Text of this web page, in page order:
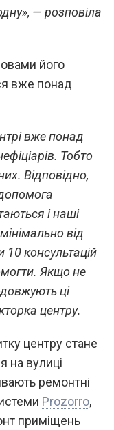
— розповіла
його
вже понад
вже понад
Тобто
Відповідно,
і наші
від
консультацій
Якщо не
ці
центру.
центру стане
на вулиці
ремонтні
Prozorro,
приміщень